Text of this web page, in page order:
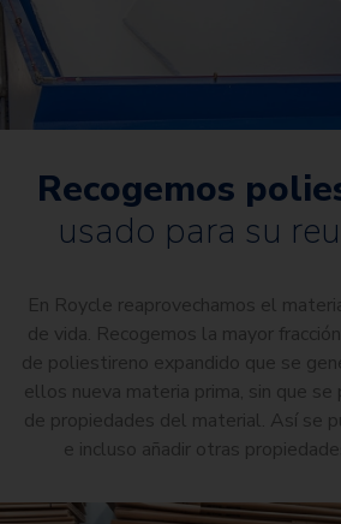
Recogemos
usado para su
En Roycle reaprovechamos el
de vida. Recogemos la mayor
de poliestireno expandido que se
ellos nueva materia prima, sin que se
de propiedades del material. Así se
e incluso añadir otras